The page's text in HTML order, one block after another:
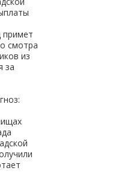
примет
смотра
из
за